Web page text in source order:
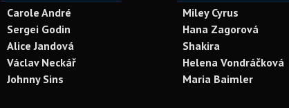
Carole André
Sergei Godin
Alice Jandová
Václav Neckář
Johnny Sins
Miley Cyrus
Hana Zagorová
Shakira
Helena Vondráčková
Maria Baimler